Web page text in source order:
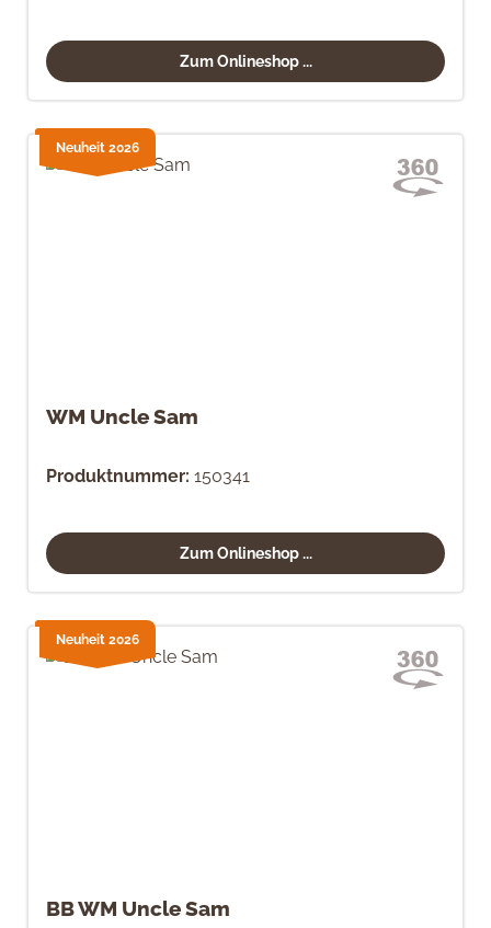
Zum Onlineshop ...
WM Uncle Sam
Produktnummer: 150341
Zum Onlineshop ...
Neuheit 2026
BB WM Uncle Sam
Neuheit 2026